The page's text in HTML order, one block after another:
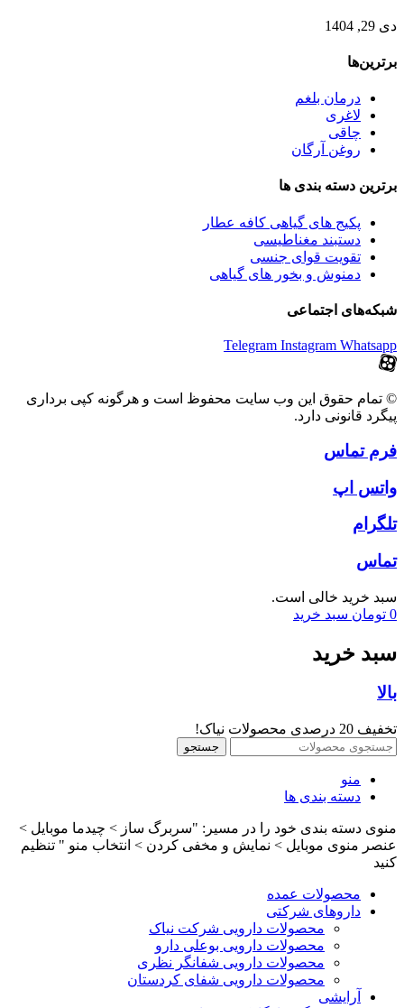
دی 29, 1404
برترین‌ها
درمان بلغم
لاغری
چاقی
روغن آرگان
برترین‌ دسته بندی ها
پکیج های گیاهی کافه عطار
دستبند مغناطیسی
تقویت قوای جنسی
دمنوش و بخور های گیاهی
شبکه‌های اجتماعی
Telegram Instagram Whatsapp
© تمام حقوق این وب سایت محفوظ است و هرگونه کپی برداری
پیگرد قانونی دارد.
فرم تماس
واتس اپ
تلگرام
تماس
سبد خرید خالی است.
0 تومان سبد خرید
سبد خرید
بالا
تخفیف 20 درصدی محصولات نیاک!
جستجو
منو
دسته بندی ها
منوی دسته بندی خود را در مسیر: "سربرگ ساز > چیدما موبایل >
عنصر منوی موبایل > نمایش و مخفی کردن > انتخاب منو " تنظیم
کنید
محصولات عمده
داروهای شرکتی
محصولات دارویی شرکت نیاک
محصولات دارویی بوعلی دارو
محصولات دارویی شفانگر نظری
محصولات دارویی شفای کردستان
آرایشی